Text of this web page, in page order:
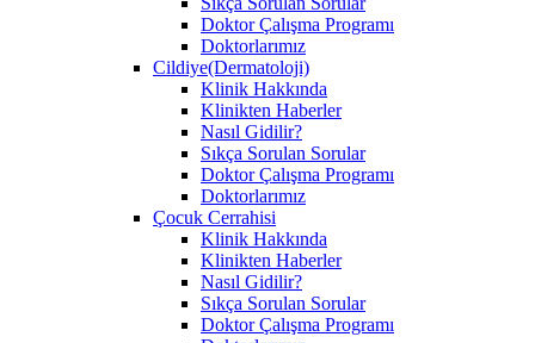
Doktor Çalışma Programı
Doktorlarımız
Cildiye(Dermatoloji)
Klinik Hakkında
Klinikten Haberler
Nasıl Gidilir?
Sıkça Sorulan Sorular
Doktor Çalışma Programı
Doktorlarımız
Çocuk Cerrahisi
Klinik Hakkında
Klinikten Haberler
Nasıl Gidilir?
Sıkça Sorulan Sorular
Doktor Çalışma Programı